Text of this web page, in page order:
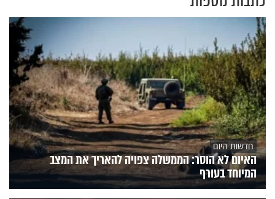
חדשות היום
האיום לא הוסר: הממשלה צפויה להאריך את המצב
המיוחד בעורף